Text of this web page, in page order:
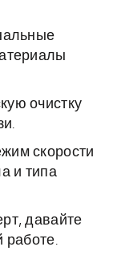
очистку
скорости
и типа
давайте
работе.